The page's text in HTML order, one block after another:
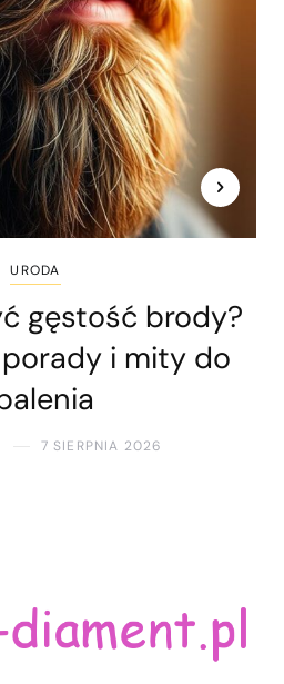
URODA
gęstość brody?
i mity do
7 SIERPNIA 2026